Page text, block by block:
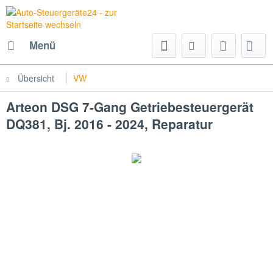
Menü
Übersicht VW
Arteon DSG 7-Gang Getriebesteuergerät
DQ381, Bj. 2016 - 2024, Reparatur